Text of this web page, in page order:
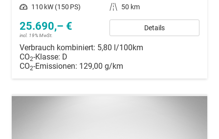
Leistung 110 kW (150 PS) Kilometerstand 50 km
25.690,– €
incl. 19% MwSt.
Details
Verbrauch kombiniert: 5,80 l/100km
CO2-Klasse: D
CO2-Emissionen: 129,00 g/km